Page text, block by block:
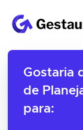
Gostaria
de
para: